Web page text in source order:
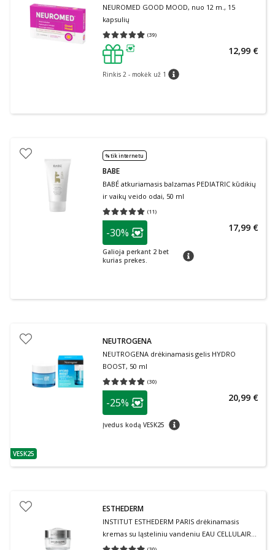
NEUROMED GOOD MOOD, nuo 12 m., 15
kapsulių
(39)
Vidutinis įvertinimas 4.95
patarimas
Rinkis 2 - mokėk už 1 patarimas
12,99 €
% tik internetu
BABE
BABÉ atkuriamasis balzamas PEDIATRIC kūdikių
ir vaikų veido odai, 50 ml
(11)
Vidutinis įvertinimas 5.00
patarimas
Lojalumo klubo narių nuolaida
-30%
Galioja perkant 2 bet
kurias prekes.
patarimas
17,99 €
patarimas
VESK25
NEUTROGENA
NEUTROGENA drėkinamasis gelis HYDRO
BOOST, 50 ml
(30)
Vidutinis įvertinimas 4.87
patarimas
Lojalumo klubo narių nuolaida
-25%
Įvedus kodą VESK25 patarimas
20,99 €
ESTHEDERM
INSTITUT ESTHEDERM PARIS drėkinamasis
kremas su ląsteliniu vandeniu EAU CELLULAIRE,
50 ml